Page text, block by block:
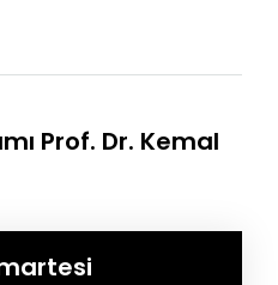
Prof. Dr. Kemal